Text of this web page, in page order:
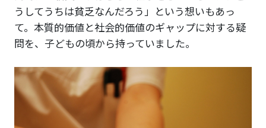
うしてうちは貧乏なんだろう」という想いもあっ
て。本質的価値と社会的価値のギャップに対する疑
問を、子どもの頃から持っていました。